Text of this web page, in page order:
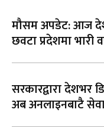
मौसम अपडेट: आज
छवटा प्रदेशमा भारी
सरकारद्वारा देशभर
अब अनलाइनबाटै